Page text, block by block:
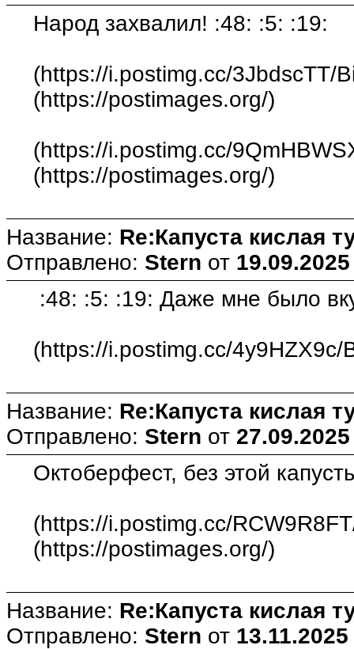
Народ захвалил! :48: :5: :19:
(https://i.postimg.cc/3JbdscTT/
(https://postimages.org/)
(https://i.postimg.cc/
(https://postimages.org/)
Название: Re:Капуста кислая
Отправлено: Stern от
:48: :5: :19: Даже мне было
(https://i.postimg.cc/4y9HZX9c/
Название: Re:Капуста кислая
Отправлено: Stern от
Октоберфест, без этой
(https://i.postimg.cc/
(https://postimages.org/)
Название: Re:Капуста кислая
Отправлено: Stern от